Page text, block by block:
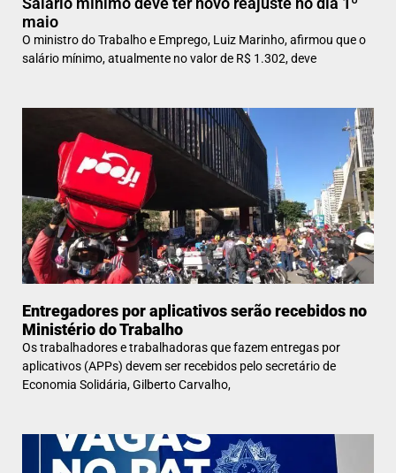
maio
O ministro do Trabalho e Emprego, Luiz Marinho, afirmou que o
salário mínimo, atualmente no valor de R$ 1.302, deve
Entregadores por aplicativos serão recebidos no
Ministério do Trabalho
Os trabalhadores e trabalhadoras que fazem entregas por
aplicativos (APPs) devem ser recebidos pelo secretário de
Economia Solidária, Gilberto Carvalho,